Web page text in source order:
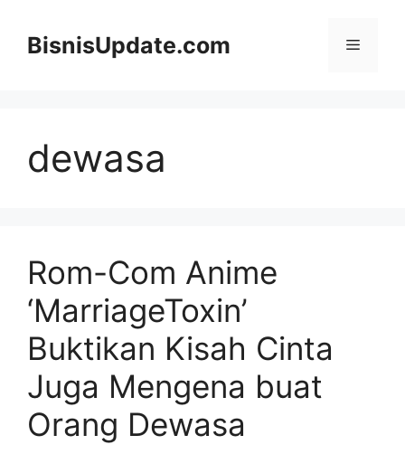
BisnisUpdate.com Menu
dewasa
Rom-Com Anime
‘MarriageToxin’
Buktikan Kisah Cinta
Juga Mengena buat
Orang Dewasa